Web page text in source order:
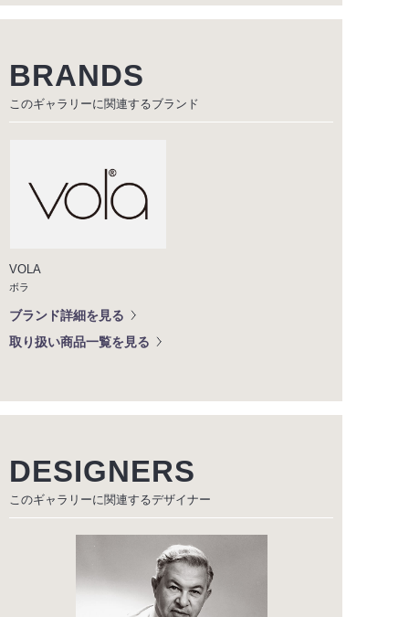
BRANDS
このギャラリーに関連するブランド
VOLA
ボラ
ブランド詳細を見る
取り扱い商品一覧を見る
DESIGNERS
このギャラリーに関連するデザイナー